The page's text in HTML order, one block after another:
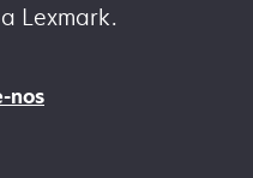
Lexmark.
nos